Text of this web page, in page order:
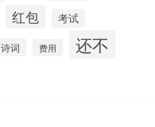
红包 考试
诗词 费用 还不